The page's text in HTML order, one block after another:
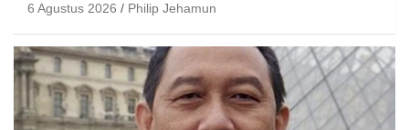
6 Agustus 2026 Philip Jehamun